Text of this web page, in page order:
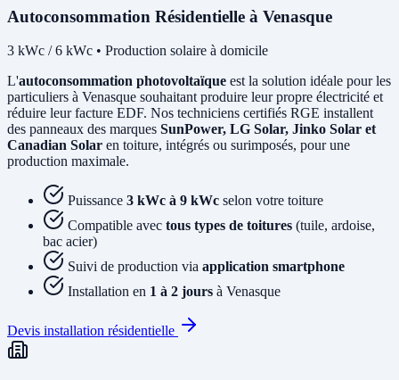
Autoconsommation Résidentielle à Venasque
3 kWc / 6 kWc • Production solaire à domicile
L'autoconsommation photovoltaïque est la solution idéale pour les
particuliers à Venasque souhaitant produire leur propre électricité et
réduire leur facture EDF. Nos techniciens certifiés RGE installent
des panneaux des marques SunPower, LG Solar, Jinko Solar et
Canadian Solar en toiture, intégrés ou surimposés, pour une
production maximale.
Puissance 3 kWc à 9 kWc selon votre toiture
Compatible avec tous types de toitures (tuile, ardoise,
bac acier)
Suivi de production via application smartphone
Installation en 1 à 2 jours à Venasque
Devis installation résidentielle